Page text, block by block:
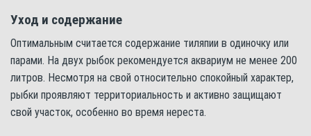
Уход и содержание
Оптимальным считается содержание тиляпии в одиночку или
парами. На двух рыбок рекомендуется аквариум не менее 200
литров. Несмотря на свой относительно спокойный характер,
рыбки проявляют территориальность и активно защищают
свой участок, особенно во время нереста.